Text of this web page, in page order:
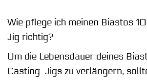
Wie pflege ich meinen Biastos
Jig richtig?
Um die Lebensdauer deines
Casting-Jigs zu verlängern,